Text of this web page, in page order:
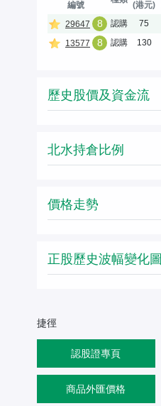
編號
(港元)
29647
8 認購 75
13577
8 認購 130
歷史股價及資金流
北水持倉比例
價格走勢
正股歷史波幅變化圖
捷徑
認股證專頁
商品外匯價格